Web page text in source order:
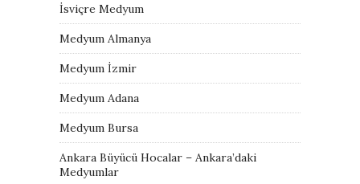
İsviçre Medyum
Medyum Almanya
Medyum İzmir
Medyum Adana
Medyum Bursa
Ankara Büyücü Hocalar – Ankara’daki
Medyumlar